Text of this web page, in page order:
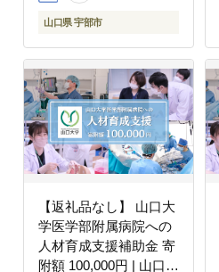
山口県 宇部市
【返礼品なし】 山口大
学医学部附属病院への
人材育成支援補助金 寄
附額 100,000円 | 山口県